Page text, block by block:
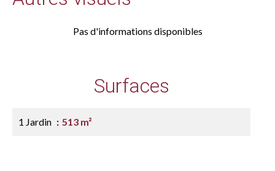
Pas d'informations disponibles
Surfaces
1 Jardin 513 m²